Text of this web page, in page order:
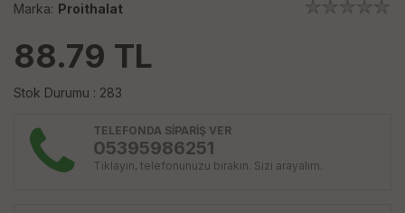
Marka: Proithalat
88.79 TL
Stok Durumu : 283
TELEFONDA SİPARİŞ VER
05395986251
Tıklayın, telefonunuzu bırakın. Sizi arayalım.